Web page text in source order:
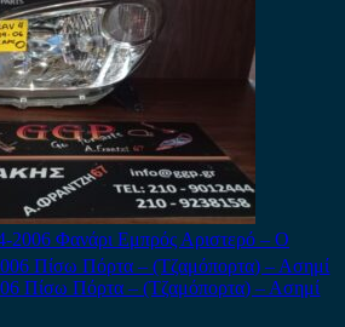
2006 Φανάρι Εμπρός Αριστερό – Ο
Πίσω Πόρτα – (Τζαμόπορτα) – Ασημί